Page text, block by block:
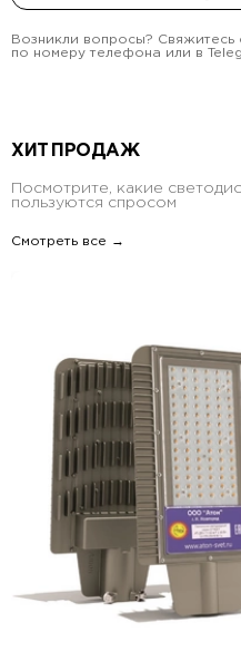
Возникли вопросы? Свяжитесь
по номеру телефона или в
ХИТ ПРОДАЖ
Посмотрите, какие
пользуются спросом
Смотреть все →